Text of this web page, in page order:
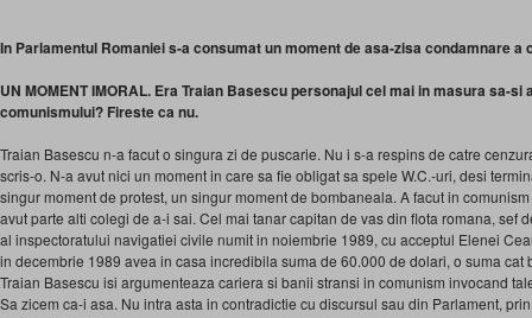
In Parlamentul Romaniei s-a consumat un moment de asa-zisa condamnare a
UN MOMENT IMORAL. Era Traian Basescu personajul cel mai in masura sa-si
comunismului? Fireste ca nu.
Traian Basescu n-a facut o singura zi de puscarie. Nu i s-a respins de catre
scris-o. N-a avut nici un moment in care sa fie obligat sa spele W.C.-uri, desi
singur moment de protest, un singur moment de bombaneala. A facut in
avut parte alti colegi de a-i sai. Cel mai tanar capitan de vas din flota romana, sef
al inspectoratului navigatiei civile numit in noiembrie 1989, cu acceptul Elenei
in decembrie 1989 avea in casa incredibila suma de 60.000 de dolari, o suma
Traian Basescu isi argumenteaza cariera si banii stransi in comunism invocand
Sa zicem ca-i asa. Nu intra asta in contradictie cu discursul sau din Parlament,